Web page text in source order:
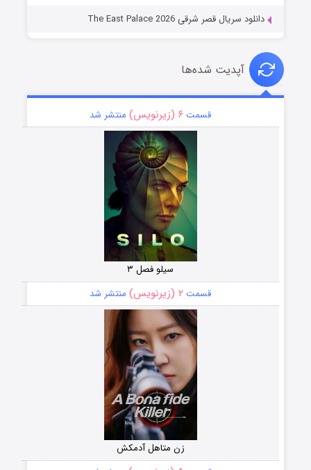
دانلود سریال قصر شرقی The East Palace 2026
آپدیت شده‌ها
قسمت ۶ (زیرنویس) منتشر شد
سیلو فصل ۳
قسمت ۲ (زیرنویس) منتشر شد
زن متاهل آدمکش